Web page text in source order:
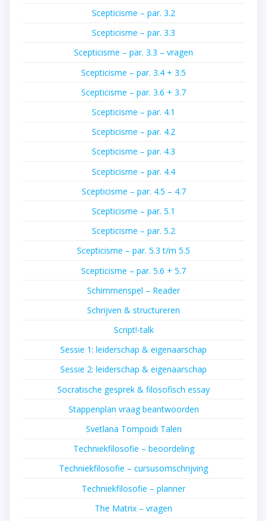
Scepticisme – par. 3.2
Scepticisme – par. 3.3
Scepticisme – par. 3.3 – vragen
Scepticisme – par. 3.4 + 3.5
Scepticisme – par. 3.6 + 3.7
Scepticisme – par. 4.1
Scepticisme – par. 4.2
Scepticisme – par. 4.3
Scepticisme – par. 4.4
Scepticisme – par. 4.5 – 4.7
Scepticisme – par. 5.1
Scepticisme – par. 5.2
Scepticisme – par. 5.3 t/m 5.5
Scepticisme – par. 5.6 + 5.7
Schimmenspel – Reader
Schrijven & structureren
Script!-talk
Sessie 1: leiderschap & eigenaarschap
Sessie 2: leiderschap & eigenaarschap
Socratische gesprek & filosofisch essay
Stappenplan vraag beantwoorden
Svetlana Tompoidi Talen
Techniekfilosofie – beoordeling
Techniekfilosofie – cursusomschrijving
Techniekfilosofie – planner
The Matrix – vragen